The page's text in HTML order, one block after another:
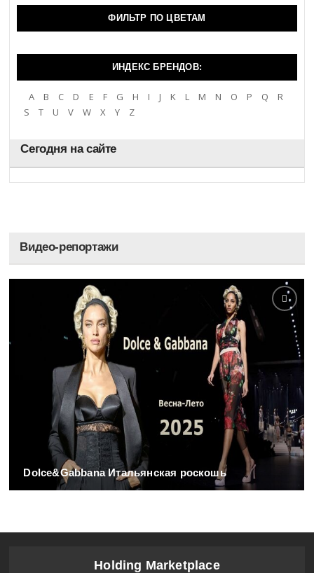
ФИЛЬТР ПО ЦВЕТАМ
ИНДЕКС БРЕНДОВ:
A B C D E F G H I J K L M N O P Q
R
S
T U V W X Y Z
Сегодня на сайте
Видео-репортажи
Dolce&Gabbana Итальянская роскошь
Holding Marketplace